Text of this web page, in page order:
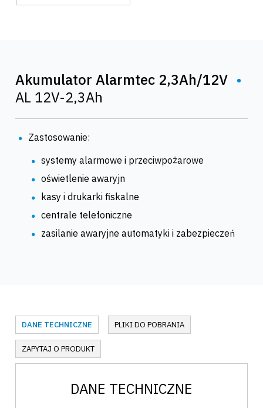
Akumulator Alarmtec 2,3Ah/12V •
AL 12V-2,3Ah
Zastosowanie:
systemy alarmowe i przeciwpożarowe
oświetlenie awaryjn
kasy i drukarki fiskalne
centrale telefoniczne
zasilanie awaryjne automatyki i zabezpieczeń
DANE TECHNICZNE PLIKI DO POBRANIA
ZAPYTAJ O PRODUKT
DANE TECHNICZNE